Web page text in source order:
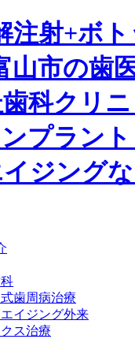
歯周病治療
イジング外来
ス治療